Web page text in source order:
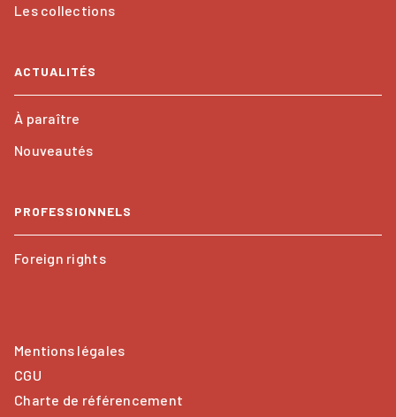
Les collections
ACTUALITÉS
À paraître
Nouveautés
PROFESSIONNELS
Foreign rights
Mentions légales
CGU
Charte de référencement